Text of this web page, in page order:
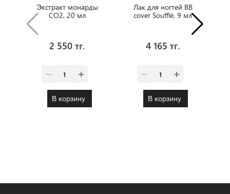
Экстракт монарды
CO2, 20 мл
2 550 тг.
В корзину
Лак для ногтей BB
cover Soufflé, 9 мл
4 165 тг.
В корзину